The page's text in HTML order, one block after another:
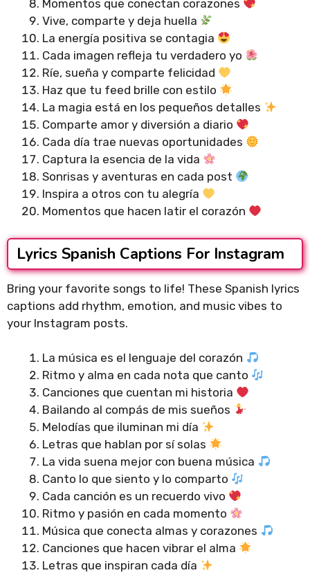
Momentos que conectan corazones
Vive, comparte y deja huella
La energía positiva se contagia
Cada imagen refleja tu verdadero yo
Ríe, sueña y comparte felicidad
Haz que tu feed brille con estilo
La magia está en los pequeños detalles
Comparte amor y diversión a diario
Cada día trae nuevas oportunidades
Captura la esencia de la vida
Sonrisas y aventuras en cada post
Inspira a otros con tu alegría
Momentos que hacen latir el corazón
Lyrics Spanish Captions For Instagram
Bring your favorite songs to life! These Spanish lyrics
captions add rhythm, emotion, and music vibes to
your Instagram posts.
La música es el lenguaje del corazón
Ritmo y alma en cada nota que canto
Canciones que cuentan mi historia
Bailando al compás de mis sueños
Melodías que iluminan mi día
Letras que hablan por sí solas
La vida suena mejor con buena música
Canto lo que siento y lo comparto
Cada canción es un recuerdo vivo
Ritmo y pasión en cada momento
Música que conecta almas y corazones
Canciones que hacen vibrar el alma
Letras que inspiran cada día